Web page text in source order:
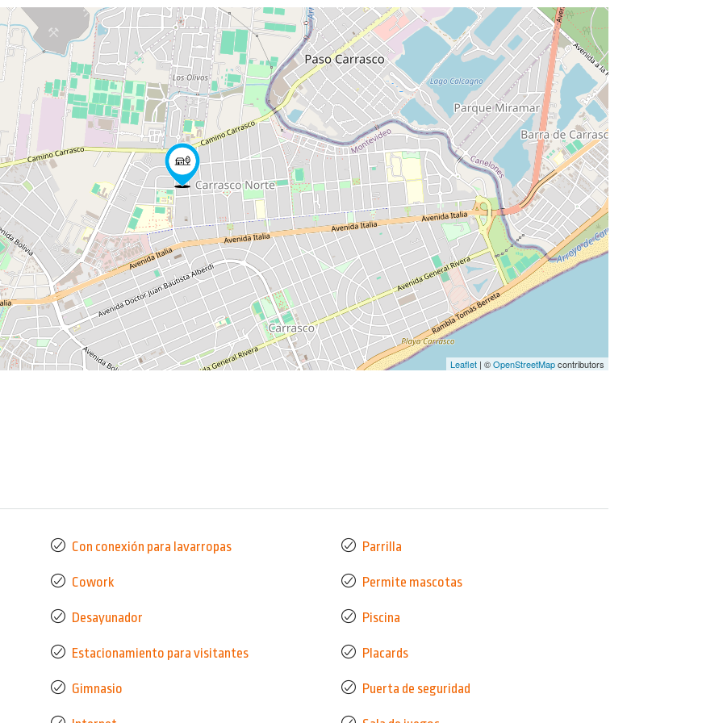
Leaflet | ©OpenStreetMapcontributors
Con conexión para lavarropas
Cowork
Desayunador
Estacionamiento para visitantes
Gimnasio
Parrilla
Permite mascotas
Piscina
Placards
Puerta de seguridad